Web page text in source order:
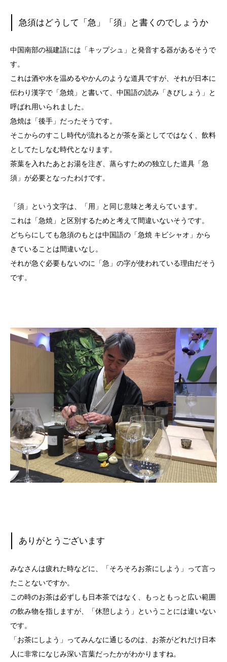
急須はどうして「急」「須」と書くのでしょうか
中国南部の福建語には「キップシュ」と発音する器があるそうで
す。
これは酒や水を温めるやかんのような道具ですが、それが日本に
伝わり漢字で「急焼」と書いて、中国語の読み「きびしょう」と
呼ばれ用いられました。
急焼は「後手」だったそうです。
そこからのすこし時代が流れるとが茶を薬としてではなく、飲料
としてたしなむ時代となります。
茶葉を入れたあとお湯を注ぎ、蒸らすための独立した道具「急
須」が必要となったわけです。
「須」という文字は、「用」と同じ意味と考えらています。
これは「急焼」と区別するためと考えて間違いないそうです。
どちらにしても急須のもとは中国語の「急焼 キビシャオ」から
きていることは間違いなし。
それが急ぐ必要もないのに「急」の字が使われている理由だそう
です。
ありがとうございます
みなさんは疲れた時などに、「そろそろお茶にしよう」って言っ
たことないですか。
この時のお茶は必ずしも日本茶ではなく、もっともっと広い範囲
の飲み物を指しますが、「休憩しよう」ということには違いない
です。
「お茶にしよう」ってみんなに通じるのは、お茶がどれだけ日本
人に非常になじみ深い言葉だったかがわかりますね。